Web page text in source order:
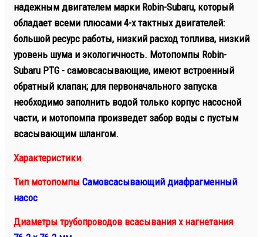
надежным двигателем марки Robin-Subaru, который
обладает всеми плюсами 4-х тактных двигателей:
большой ресурс работы, низкий расход топлива, низкий
уровень шума и экологичность. Мотопомпы Robin-
Subaru PTG - самовсасывающие, имеют встроенный
обратный клапан; для первоначального запуска
необходимо заполнить водой только корпус насосной
части, и мотопомпа произведет забор воды с пустым
всасывающим шлангом.
Характеристики
Тип мотопомпы Самовсасывающий диафрагменный
насос
Диаметры трубопроводов всасывания х нагнетания